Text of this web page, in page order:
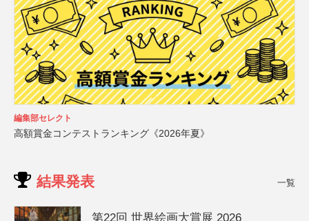
編集部セレクト
高額賞金コンテストランキング《2026年夏》
結果発表 一覧
第22回 世界絵画大賞展 2026